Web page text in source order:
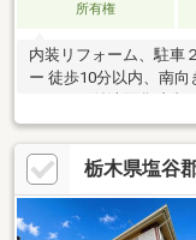
所有権
内装リフォーム、駐車
ー 徒歩10分以内、南向
シャワー付洗面化粧台
南面バルコニー、オー
ニタ付インターホン、
栃木県塩谷